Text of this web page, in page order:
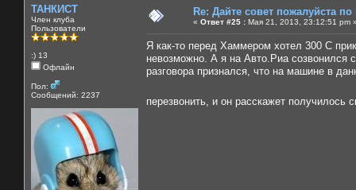
ТАНКИСТ
Член клуба
Пользователи
:) 13
Офлайн
Пол:
Сообщений: 2237
Re: Дайте совет пожалуйста
« Ответ #25 : Мая 21, 2013, 23:12:51 pm
Я как-то перед Хаммером хотел 300 С
невозможно. А я на Авто.Риа созвонился
разговора признался, что на машине в
перезвонить, и он расскажет